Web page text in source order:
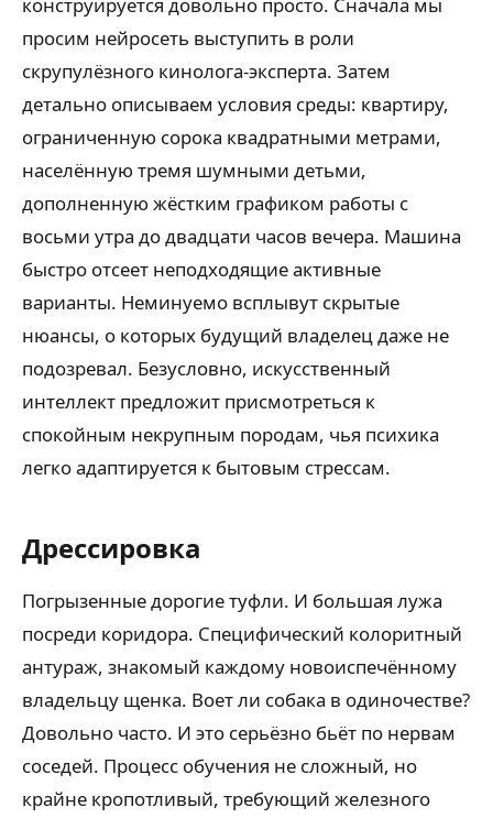
конструируется довольно просто. Сначала мы
просим нейросеть выступить в роли
скрупулёзного кинолога-эксперта. Затем
детально описываем условия среды: квартиру,
ограниченную сорока квадратными метрами,
населённую тремя шумными детьми,
дополненную жёстким графиком работы с
восьми утра до двадцати часов вечера. Машина
быстро отсеет неподходящие активные
варианты. Неминуемо всплывут скрытые
нюансы, о которых будущий владелец даже не
подозревал. Безусловно, искусственный
интеллект предложит присмотреться к
спокойным некрупным породам, чья психика
легко адаптируется к бытовым стрессам.
Дрессировка
Погрызенные дорогие туфли. И большая лужа
посреди коридора. Специфический колоритный
антураж, знакомый каждому новоиспечённому
владельцу щенка. Воет ли собака в одиночестве?
Довольно часто. И это серьёзно бьёт по нервам
соседей. Процесс обучения не сложный, но
крайне кропотливый, требующий железного